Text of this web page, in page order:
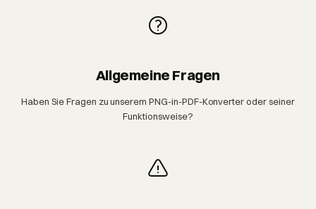
Allgemeine Fragen
Haben Sie Fragen zu unserem PNG-in-PDF-Konverter oder seiner
Funktionsweise?